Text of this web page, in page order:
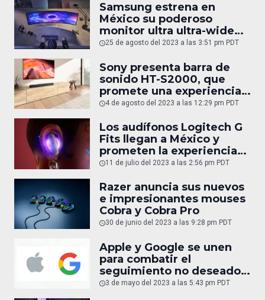
Samsung estrena en
México su poderoso
monitor ultra ultra-wide
Odyssey OLED G9
25 de agosto del 2023 a las 3:51 pm PDT
Sony presenta barra de
sonido HT-S2000, que
promete una experiencia
de sonido envolvente
4 de agosto del 2023 a las 12:29 pm PDT
Los audífonos Logitech G
Fits llegan a México y
prometen la experiencia
de audio más
historia
11 de julio del 2023 a las 2:56 pm PDT
Razer anuncia sus nuevos
e impresionantes mouses
Cobra y Cobra Pro
30 de junio del 2023 a las 9:28 pm PDT
Apple y Google se unen
para combatir el
seguimiento no deseado
de accesorios de
3 de mayo del 2023 a las 5:43 pm PDT